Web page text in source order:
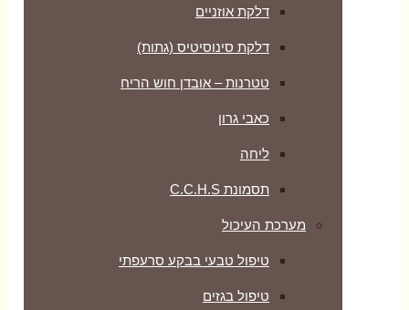
דלקת אוזניים
דלקת סינוסיטיס (גתות)
טטרנות – אובדן חוש הריח
כאבי גרון
ליחה
תסמונת C.C.H.S
מערכת העיכול
טיפול טבעי בבקע סרעפתי
טיפול בגזים